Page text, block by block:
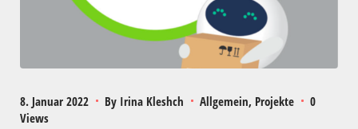
8. Januar 2022 By Irina Kleshch Allgemein Projekte
0
Views